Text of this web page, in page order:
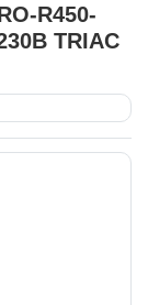
R450-
TRIAC